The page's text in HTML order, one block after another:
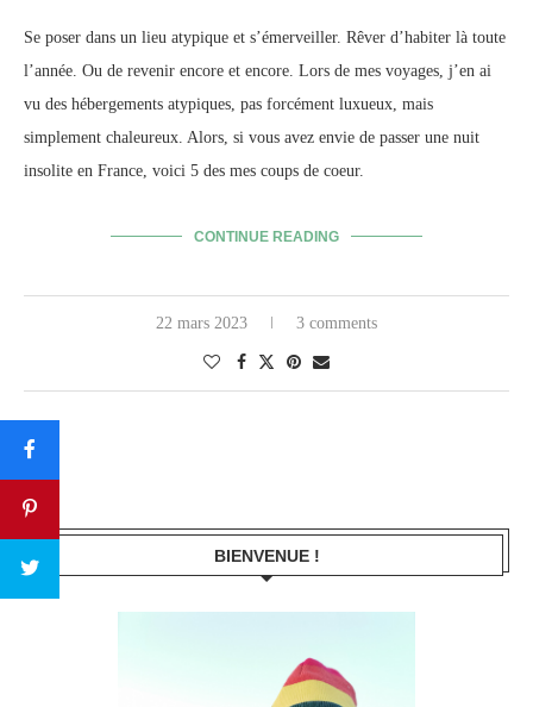
Se poser dans un lieu atypique et s’émerveiller. Rêver d’habiter là toute
l’année. Ou de revenir encore et encore. Lors de mes voyages, j’en ai
vu des hébergements atypiques, pas forcément luxueux, mais
simplement chaleureux. Alors, si vous avez envie de passer une nuit
insolite en France, voici 5 des mes coups de coeur.
CONTINUE READING
22 mars 2023 3 comments
BIENVENUE !